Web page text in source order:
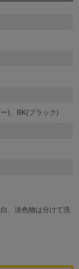
)、BK(ブラック)
、淡色物は分けて洗